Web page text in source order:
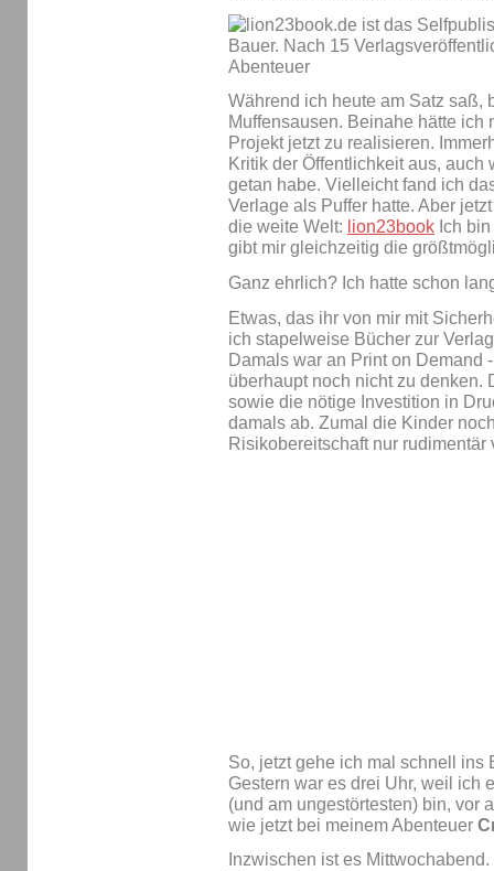
Während ich heute am Satz saß,
Muffensausen. Beinahe hätte ich
Projekt jetzt zu realisieren.
Kritik der Öffentlichkeit aus,
getan habe. Vielleicht fand ich
Verlage als Puffer hatte. Aber
die weite Welt: lion23book Ich
gibt mir gleichzeitig die
Ganz ehrlich? Ich hatte schon
Etwas, das ihr von mir mit
ich stapelweise Bücher zur
Damals war an Print on Demand
überhaupt noch nicht zu denken.
sowie die nötige Investition in
damals ab. Zumal die Kinder
Risikobereitschaft nur rudimentär
So, jetzt gehe ich mal schnell ins
Gestern war es drei Uhr, weil ich
(und am ungestörtesten) bin, vor
wie jetzt bei meinem Abenteuer
Inzwischen ist es